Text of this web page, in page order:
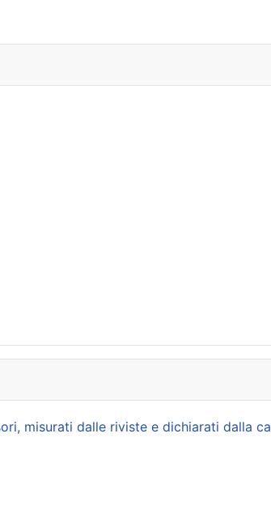
misurati dalle riviste e dichiarati dalla